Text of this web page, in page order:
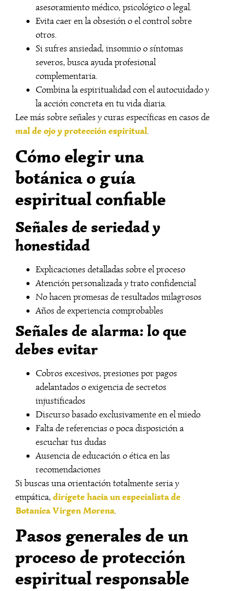
asesoramiento médico, psicológico o legal.
Evita caer en la obsesión o el control sobre
otros.
Si sufres ansiedad, insomnio o síntomas
severos, busca ayuda profesional
complementaria.
Combina la espiritualidad con el autocuidado y
la acción concreta en tu vida diaria.
Lee más sobre señales y curas específicas en casos de
mal de ojo y protección espiritual.
Cómo elegir una
botánica o guía
espiritual confiable
Señales de seriedad y
honestidad
Explicaciones detalladas sobre el proceso
Atención personalizada y trato confidencial
No hacen promesas de resultados milagrosos
Años de experiencia comprobables
Señales de alarma: lo que
debes evitar
Cobros excesivos, presiones por pagos
adelantados o exigencia de secretos
injustificados
Discurso basado exclusivamente en el miedo
Falta de referencias o poca disposición a
escuchar tus dudas
Ausencia de educación o ética en las
recomendaciones
Si buscas una orientación totalmente seria y
empática, dirígete hacia un especialista de
Botanica Virgen Morena.
Pasos generales de un
proceso de protección
espiritual responsable